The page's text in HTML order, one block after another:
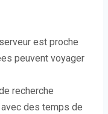
est proche
peuvent voyager
recherche
des temps de